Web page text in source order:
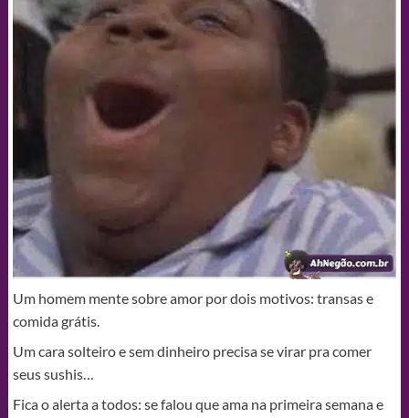
Um homem mente sobre amor por dois motivos: transas e
comida grátis.
Um cara solteiro e sem dinheiro precisa se virar pra comer
seus sushis…
Fica o alerta a todos: se falou que ama na primeira semana e